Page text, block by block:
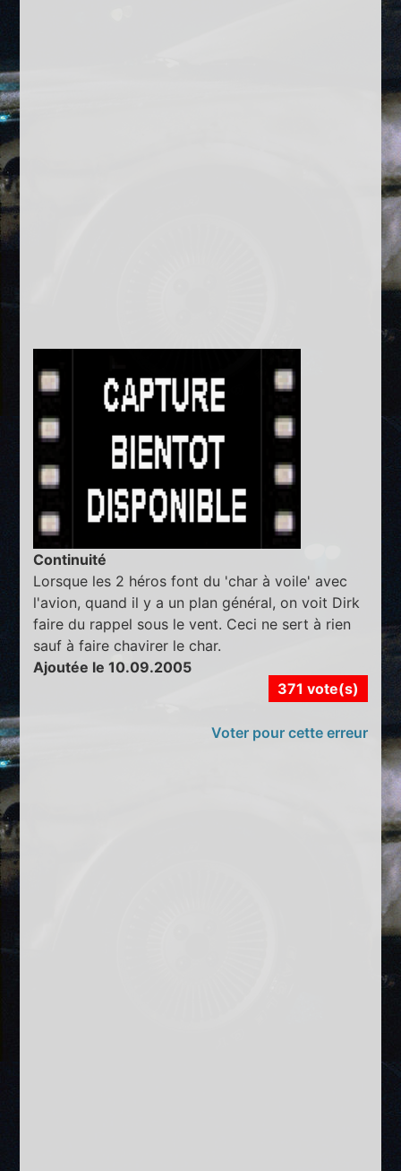
Continuité
Lorsque les 2 héros font du 'char à voile' avec
l'avion, quand il y a un plan général, on voit Dirk
faire du rappel sous le vent. Ceci ne sert à rien
sauf à faire chavirer le char.
Ajoutée le 10.09.2005
371 vote(s)
Voter pour cette erreur